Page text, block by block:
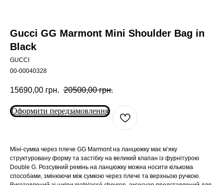
Gucci GG Marmont Mini Shoulder Bag in
Black
GUCCI
00-00040328
15690,00 грн. 20500,00 грн.
Оформити передзамовлення
Міні-сумка через плече GG Marmont на ланцюжку має м’яку
структуровану форму та застібку на великий клапан із фурнітурою
Double G. Розсувний ремінь на ланцюжку можна носити кількома
способами, змінюючи між сумкою через плече та верхньою ручкою.